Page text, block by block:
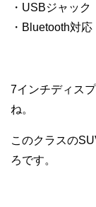
・USBジャック
・Bluetooth対応
7インチディス
ね。
このクラスの
ろです。